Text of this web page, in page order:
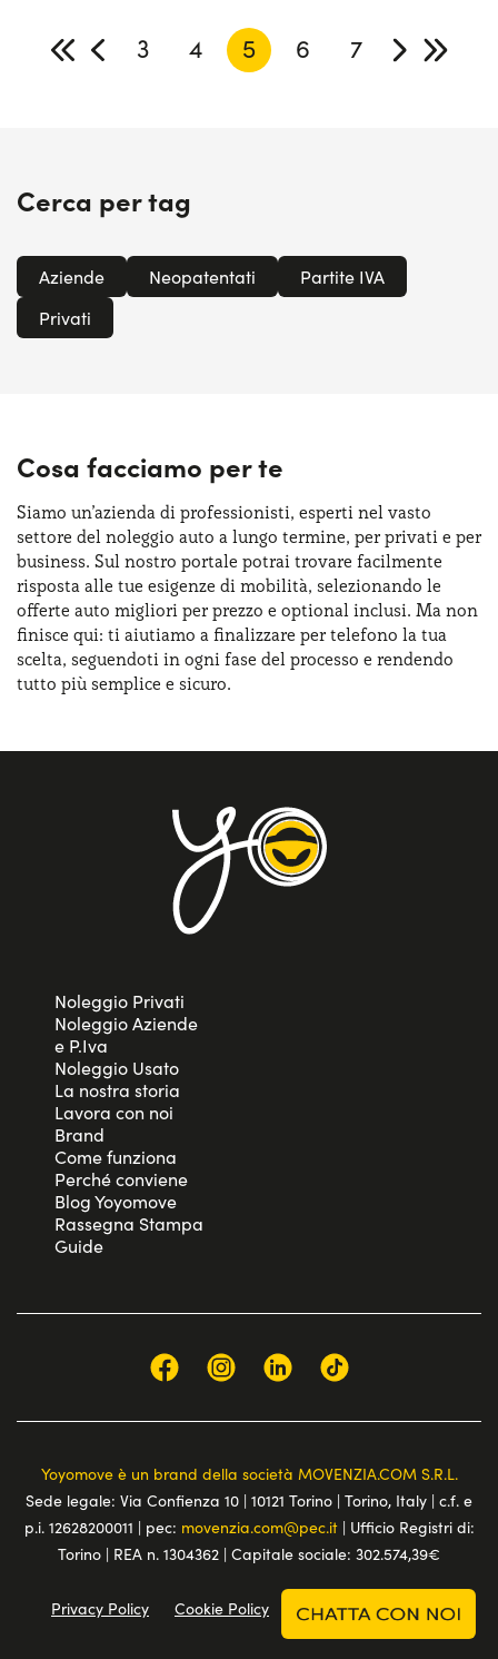
3 4 5 6 7
Cerca per tag
Aziende Neopatentati
Partite IVA
Privati
Cosa facciamo per te
Siamo un’azienda di professionisti, esperti nel vasto
settore del noleggio auto a lungo termine, per privati e per
business. Sul nostro portale potrai trovare facilmente
risposta alle tue esigenze di mobilità, selezionando le
offerte auto migliori per prezzo e optional inclusi. Ma non
finisce qui: ti aiutiamo a finalizzare per telefono la tua
scelta, seguendoti in ogni fase del processo e rendendo
tutto più semplice e sicuro.
Noleggio Privati
Noleggio Aziende
e P.Iva
Noleggio Usato
La nostra storia
Lavora con noi
Brand
Come funziona
Perché conviene
Blog Yoyomove
Rassegna Stampa
Guide
Yoyomove è un brand della società MOVENZIA.COM S.R.L.
Sede legale: Via Confienza 10 | 10121 Torino | Torino, Italy | c.f. e
p.i. 12628200011 | pec: movenzia.com@pec.it| Ufficio Registri di:
Torino | REA n. 1304362 | Capitale sociale: 302.574,39€
Privacy Policy Cookie Policy Terms and conditions